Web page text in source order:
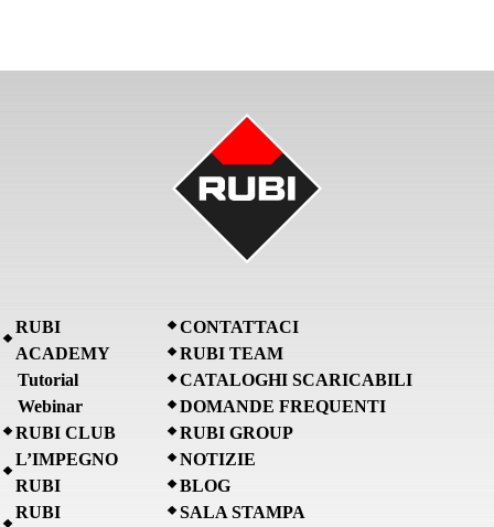
RUBI
ACADEMY
Tutorial
Webinar
RUBI CLUB
L’IMPEGNO
RUBI
RUBI
CONTATTACI
RUBI TEAM
CATALOGHI SCARICABILI
DOMANDE FREQUENTI
RUBI GROUP
NOTIZIE
BLOG
SALA STAMPA